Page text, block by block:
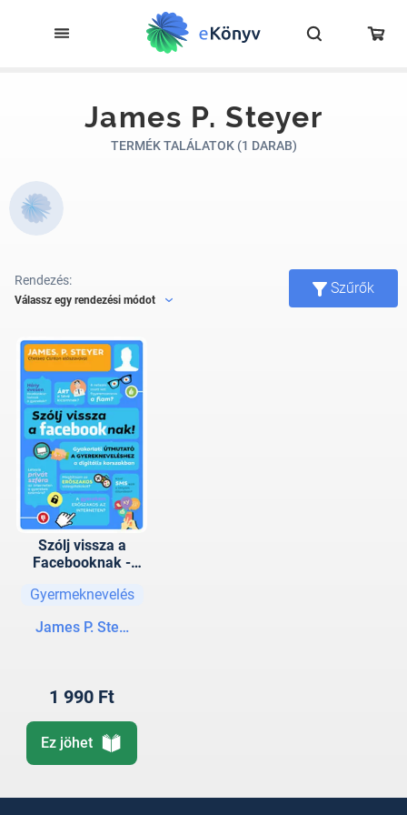
James P. Steyer
TERMÉK TALÁLATOK (1 DARAB)
Rendezés:
Válassz egy rendezési módot
Szűrők
Szólj vissza a
Facebooknak -
a
z a digitális
Gyermeknevelés
James P. Steyer
1 990 Ft
Ez jöhet